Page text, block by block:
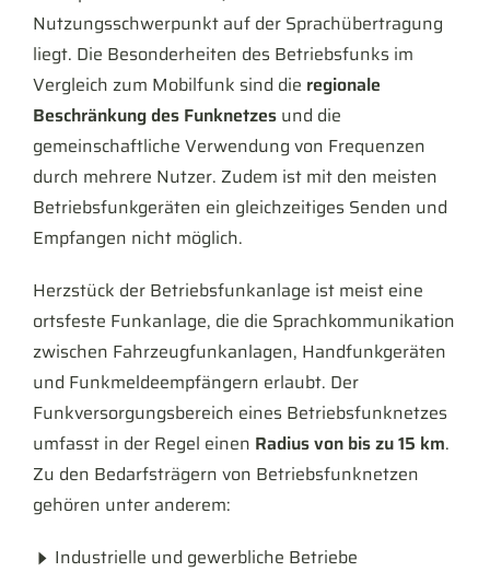
Nutzungsschwerpunkt auf der Sprachübertragung
liegt. Die Besonderheiten des Betriebsfunks im
Vergleich zum Mobilfunk sind die regionale
Beschränkung des Funknetzes und die
gemeinschaftliche Verwendung von Frequenzen
durch mehrere Nutzer. Zudem ist mit den meisten
Betriebsfunkgeräten ein gleichzeitiges Senden und
Empfangen nicht möglich.
Herzstück der Betriebsfunkanlage ist meist eine
ortsfeste Funkanlage, die die Sprachkommunikation
zwischen Fahrzeugfunkanlagen, Handfunkgeräten
und Funkmeldeempfängern erlaubt. Der
Funkversorgungsbereich eines Betriebsfunknetzes
umfasst in der Regel einen Radius von bis zu 15 km.
Zu den Bedarfsträgern von Betriebsfunknetzen
gehören unter anderem:
Industrielle und gewerbliche Betriebe